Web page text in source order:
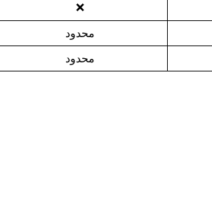
❌
محدود
محدود